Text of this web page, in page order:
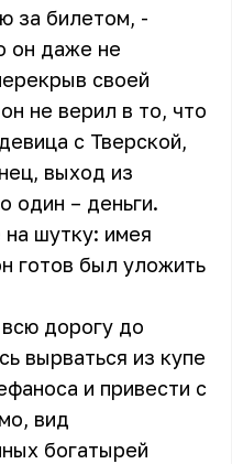
за билетом, -
он даже не
своей
не верил в то, что
с Тверской,
выход из
один – деньги.
шутку: имея
готов был уложить
дорогу до
вырваться из купе
и привести с
вид
богатырей